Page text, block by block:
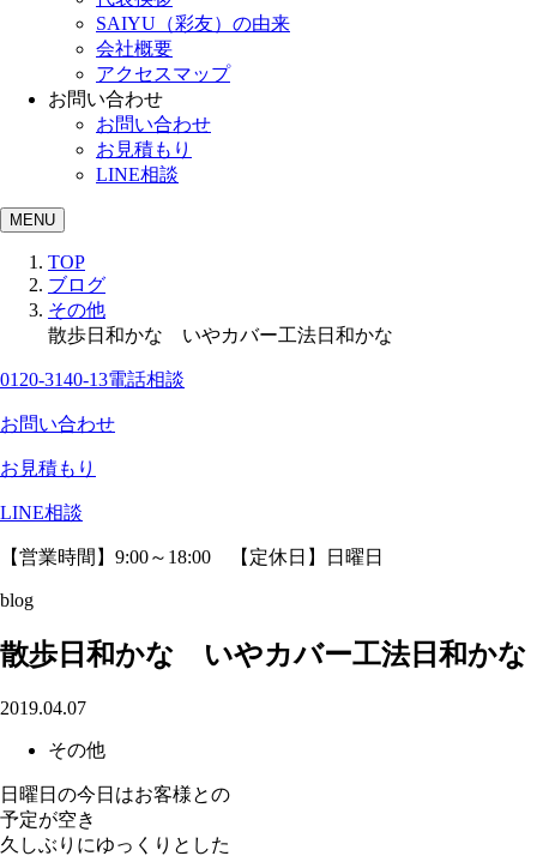
SAIYU（彩友）の由来
会社概要
アクセスマップ
お問い合わせ
お問い合わせ
お見積もり
LINE相談
MENU
TOP
ブログ
その他
散歩日和かな いやカバー工法日和かな
0120-3140-13電話相談
お問い合わせ
お見積もり
LINE相談
【営業時間】9:00～18:00 【定休日】日曜日
blog
散歩日和かな いやカバー工法日和かな
2019.04.07
その他
日曜日の今日はお客様との
予定が空き
久しぶりにゆっくりとした